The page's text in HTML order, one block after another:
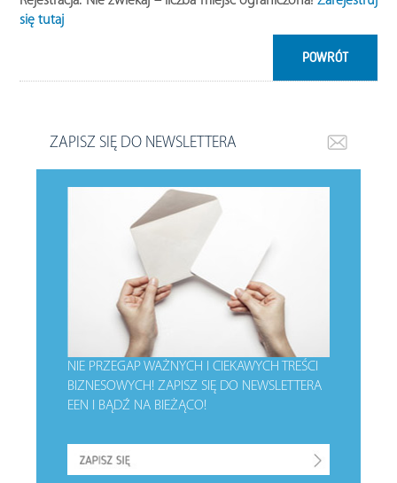
się tutaj
POWRÓT
ZAPISZ SIĘ DO NEWSLETTERA
NIE PRZEGAP WAŻNYCH I CIEKAWYCH TREŚCI
BIZNESOWYCH!ZAPISZ SIĘ DO NEWSLETTERA
EEN I BĄDŹ NA BIEŻĄCO!